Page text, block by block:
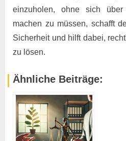
einzuholen, ohne sich
machen zu müssen, schafft
Sicherheit und hilft dabei,
zu lösen. ​
Ähnliche Beiträge: